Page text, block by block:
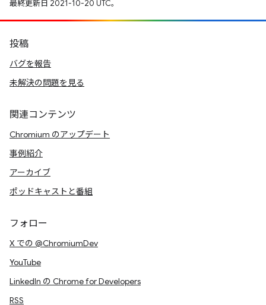
最終更新日 2021-10-20 UTC。
投稿
バグを報告
未解決の問題を見る
関連コンテンツ
Chromium のアップデート
事例紹介
アーカイブ
ポッドキャストと番組
フォロー
X での @ChromiumDev
YouTube
LinkedIn の Chrome for Developers
RSS